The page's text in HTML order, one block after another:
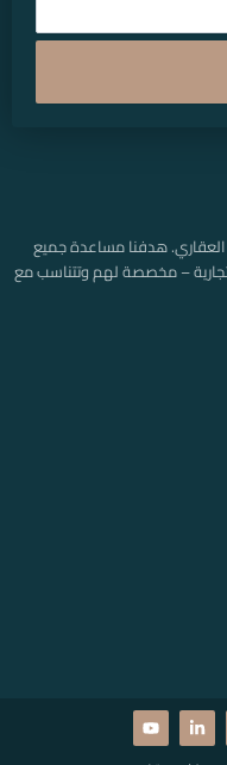
هدفنا مساعدة جميع
– مخصصة لهم وتتناسب مع
L
i
n
Y
o
u